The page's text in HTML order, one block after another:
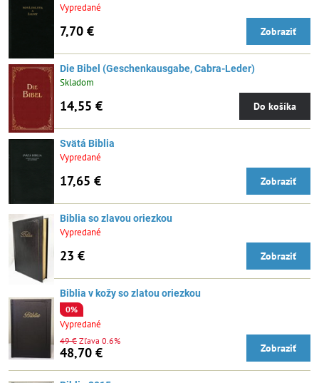
Vypredané
7,70 € Zobraziť
Die Bibel (Geschenkausgabe, Cabra-Leder)
Skladom
14,55 € Do košíka
Svätá Biblia
Vypredané
17,65 € Zobraziť
Biblia so zlavou oriezkou
Vypredané
23 € Zobraziť
Biblia v kožy so zlatou oriezkou
0%
Vypredané
48,70 €
49 € Zľava 0.6%
Zobraziť